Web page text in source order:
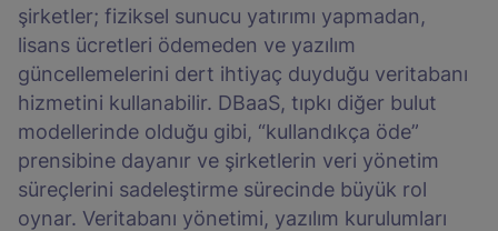
şirketler; fiziksel sunucu yatırımı yapmadan,
lisans ücretleri ödemeden ve yazılım
güncellemelerini dert ihtiyaç duyduğu veritabanı
hizmetini kullanabilir. DBaaS, tıpkı diğer bulut
modellerinde olduğu gibi, “kullandıkça öde”
prensibine dayanır ve şirketlerin veri yönetim
süreçlerini sadeleştirme sürecinde büyük rol
oynar. Veritabanı yönetimi, yazılım kurulumları